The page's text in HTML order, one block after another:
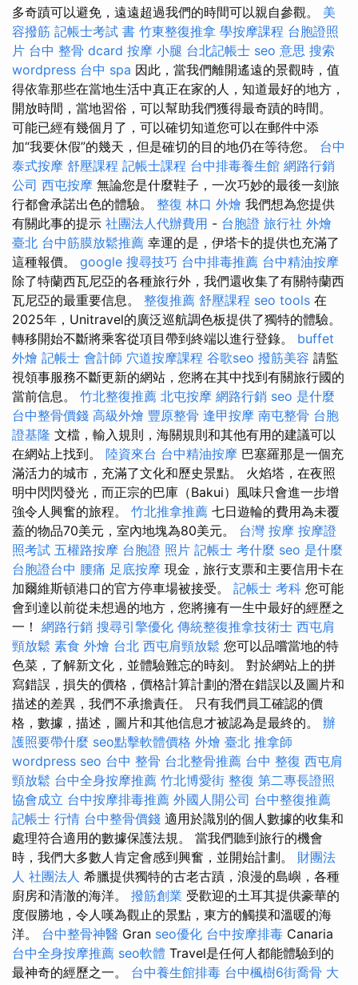
多奇蹟可以避免，遠遠超過我們的時間可以親自參觀。 美
容撥筋 記帳士考試 書 竹東整復推拿 學按摩課程 台胞證照
片 台中 整骨 dcard 按摩 小腿 台北記帳士 seo 意思 搜索
wordpress 台中 spa 因此，當我們離開遙遠的景觀時，值
得依靠那些在當地生活中真正在家的人，知道最好的地方，
開放時間，當地習俗，可以幫助我們獲得最奇蹟的時間。
可能已經有幾個月了，可以確切知道您可以在郵件中添
加“我要休假”的幾天，但是確切的目的地仍在等待您。 台中
泰式按摩 舒壓課程 記帳士課程 台中排毒養生館 網路行銷
公司 西屯按摩 無論您是什麼鞋子，一次巧妙的最後一刻旅
行都會承諾出色的體驗。 整復 林口 外燴 我們想為您提供
有關此事的提示 社團法人代辦費用 - 台胞證 旅行社 外燴
臺北 台中筋膜放鬆推薦 幸運的是，伊塔卡的提供也充滿了
這種報價。 google 搜尋技巧 台中排毒推薦 台中精油按摩
除了特蘭西瓦尼亞的各種旅行外，我們還收集了有關特蘭西
瓦尼亞的最重要信息。 整復推薦 舒壓課程 seo tools 在
2025年，Unitravel的廣泛巡航調色板提供了獨特的體驗。
轉移開始不斷將乘客從項目帶到終端以進行登錄。 buffet
外燴 記帳士 會計師 穴道按摩課程 谷歌seo 撥筋美容 請監
視領事服務不斷更新的網站，您將在其中找到有關旅行國的
當前信息。 竹北整復推薦 北屯按摩 網路行銷 seo 是什麼
台中整骨價錢 高級外燴 豐原整骨 逢甲按摩 南屯整骨 台胞
證基隆 文檔，輸入規則，海關規則和其他有用的建議可以
在網站上找到。 陸資來台 台中精油按摩 巴塞羅那是一個充
滿活力的城市，充滿了文化和歷史景點。 火焰塔，在夜照
明中閃閃發光，而正宗的巴庫（Bakui）風味只會進一步增
強令人興奮的旅程。 竹北推拿推薦 七日遊輪的費用為未覆
蓋的物品70美元，室內地塊為80美元。 台灣 按摩 按摩證
照考試 五權路按摩 台胞證 照片 記帳士 考什麼 seo 是什麼
台胞證台中 腰痛 足底按摩 現金，旅行支票和主要信用卡在
加爾維斯頓港口的官方停車場被接受。 記帳士 考科 您可能
會到達以前從未想過的地方，您將擁有一生中最好的經歷之
一！ 網路行銷 搜尋引擎優化 傳統整復推拿技術士 西屯肩
頸放鬆 素食 外燴 台北 西屯肩頸放鬆 您可以品嚐當地的特
色菜，了解新文化，並體驗難忘的時刻。 對於網站上的拼
寫錯誤，損失的價格，價格計算計劃的潛在錯誤以及圖片和
描述的差異，我們不承擔責任。 只有我們員工確認的價
格，數據，描述，圖片和其他信息才被認為是最終的。 辦
護照要帶什麼 seo點擊軟體價格 外燴 臺北 推拿師
wordpress seo 台中 整骨 台北整骨推薦 台中 整復 西屯肩
頸放鬆 台中全身按摩推薦 竹北博愛街 整復 第二專長證照
協會成立 台中按摩排毒推薦 外國人開公司 台中整復推薦
記帳士 行情 台中整骨價錢 適用於識別的個人數據的收集和
處理符合適用的數據保護法規。 當我們聽到旅行的機會
時，我們大多數人肯定會感到興奮，並開始計劃。 財團法
人 社團法人 希臘提供獨特的古老古蹟，浪漫的島嶼，各種
廚房和清澈的海洋。 撥筋創業 受歡迎的土耳其提供豪華的
度假勝地，令人嘆為觀止的景點，東方的觸摸和溫暖的海
洋。 台中整骨神醫 Gran seo優化 台中按摩排毒 Canaria
台中全身按摩推薦 seo軟體 Travel是任何人都能體驗到的
最神奇的經歷之一。 台中養生館排毒 台中楓樹6街喬骨 大